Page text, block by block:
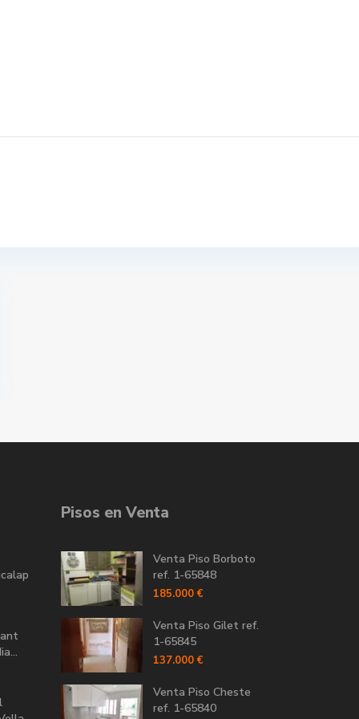
Pisos en Venta
Venta Piso Borboto
ref. 1-65848
185.000 €
Venta Piso Gilet ref.
1-65845
137.000 €
Venta Piso Cheste
ref. 1-65840